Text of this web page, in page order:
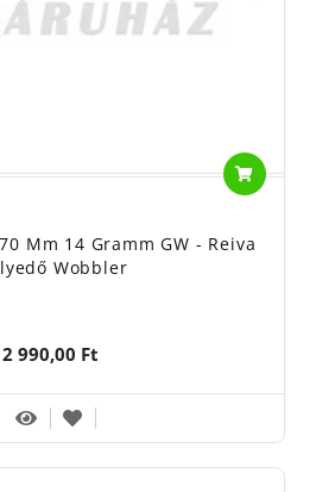
Mm 14 Gramm GW - Reiva
Wobbler
2 990,00 Ft